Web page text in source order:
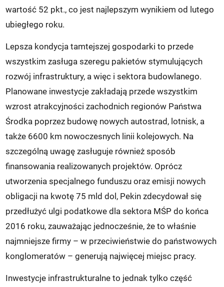
wartość 52 pkt., co jest najlepszym wynikiem od lutego
ubiegłego roku.
Lepsza kondycja tamtejszej gospodarki to przede
wszystkim zasługa szeregu pakietów stymulujących
rozwój infrastruktury, a więc i sektora budowlanego.
Planowane inwestycje zakładają przede wszystkim
wzrost atrakcyjności zachodnich regionów Państwa
Środka poprzez budowę nowych autostrad, lotnisk, a
także 6600 km nowoczesnych linii kolejowych. Na
szczególną uwagę zasługuje również sposób
finansowania realizowanych projektów. Oprócz
utworzenia specjalnego funduszu oraz emisji nowych
obligacji na kwotę 75 mld dol, Pekin zdecydował się
przedłużyć ulgi podatkowe dla sektora MŚP do końca
2016 roku, zauważając jednocześnie, że to właśnie
najmniejsze firmy – w przeciwieństwie do państwowych
konglomeratów – generują najwięcej miejsc pracy.
Inwestycje infrastrukturalne to jednak tylko część